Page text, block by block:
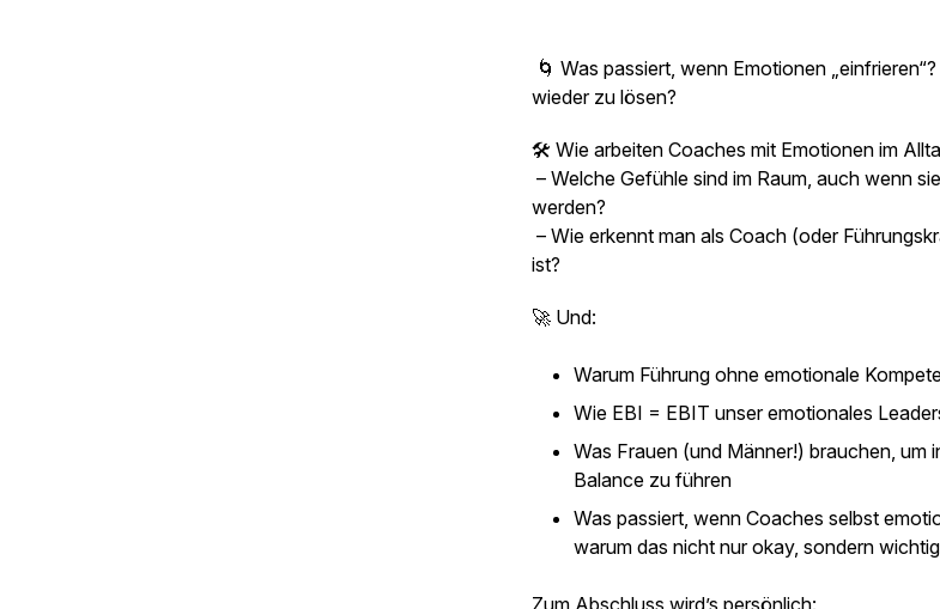
🌀 Was passiert, wenn Emotionen
wieder zu lösen?
🛠️ Wie arbeiten Coaches mit Emotionen im
– Welche Gefühle sind im Raum, auch wenn
werden?
– Wie erkennt man als Coach (oder
ist?
🚀 Und:
Warum Führung ohne emotionale
Wie EBI = EBIT unser emotionales
Was Frauen (und Männer!) brauchen, um
Balance zu führen
Was passiert, wenn Coaches selbst
warum das nicht nur okay, sondern
Zum Abschluss wird’s persönlich: